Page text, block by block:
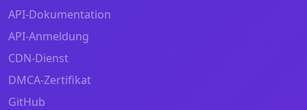
API-Dokumentation
API-Anmeldung
CDN-Dienst
DMCA-Zertifikat
GitHub